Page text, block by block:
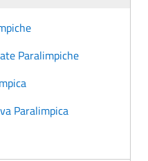
Paralimpiche
Paralimpica